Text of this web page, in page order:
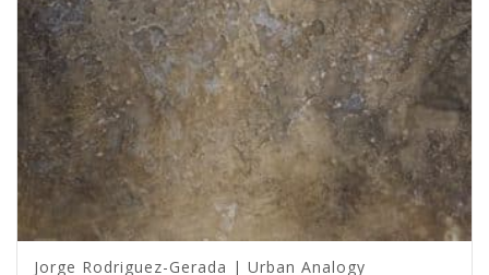
Jorge Rodriguez-Gerada | Urban Analogy